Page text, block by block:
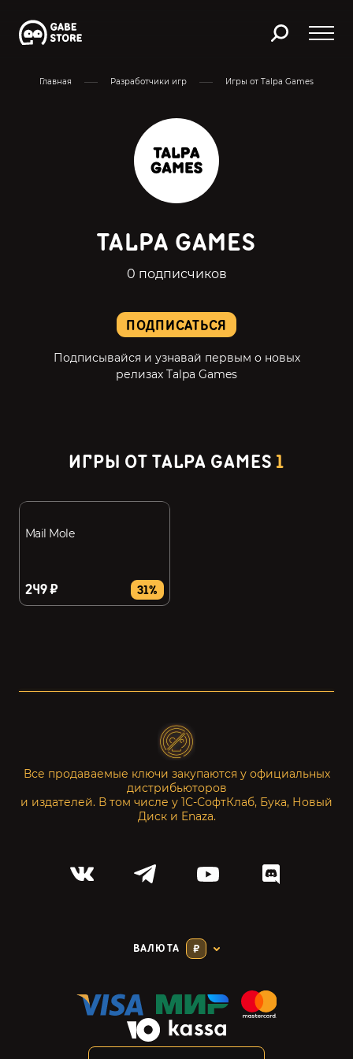
Главная Разработчики игр Игры от Talpa Games
ПОДПИСАТЬСЯ
Подписывайся и узнавай первым о новых
релизах Talpa Games
TALPA GAMES
0 подписчиков
ИГРЫ ОТ TALPA GAMES1
Mail Mole
249 ₽ 31%
Все продаваемые ключи закупаются у официальных
дистрибьюторов
и издателей. В том числе у 1С-СофтКлаб, Бука, Новый
Диск и Enaza.
ВАЛЮТА ₽